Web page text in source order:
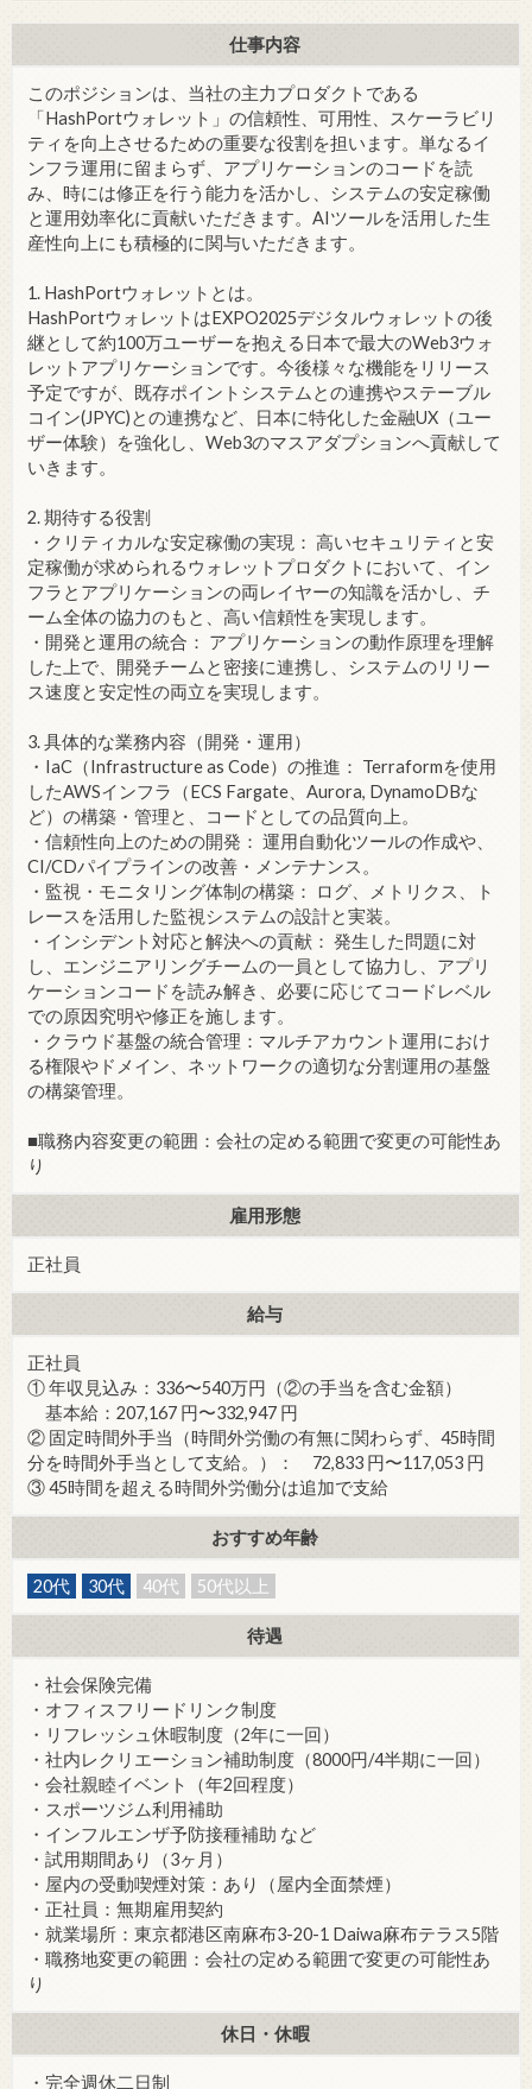
仕事内容
このポジションは、当社の主力プロダクトである
「HashPortウォレット」の信頼性、可用性、スケーラビリ
ティを向上させるための重要な役割を担います。単なるイ
ンフラ運用に留まらず、アプリケーションのコードを読
み、時には修正を行う能力を活かし、システムの安定稼働
と運用効率化に貢献いただきます。AIツールを活用した生
産性向上にも積極的に関与いただきます。
1. HashPortウォレットとは。
HashPortウォレットはEXPO2025デジタルウォレットの後
継として約100万ユーザーを抱える日本で最大のWeb3ウォ
レットアプリケーションです。今後様々な機能をリリース
予定ですが、既存ポイントシステムとの連携やステーブル
コイン(JPYC)との連携など、日本に特化した金融UX（ユー
ザー体験）を強化し、Web3のマスアダプションへ貢献して
いきます。
2. 期待する役割
・クリティカルな安定稼働の実現： 高いセキュリティと安
定稼働が求められるウォレットプロダクトにおいて、イン
フラとアプリケーションの両レイヤーの知識を活かし、チ
ーム全体の協力のもと、高い信頼性を実現します。
・開発と運用の統合： アプリケーションの動作原理を理解
した上で、開発チームと密接に連携し、システムのリリー
ス速度と安定性の両立を実現します。
3. 具体的な業務内容（開発・運用）
・IaC（Infrastructure as Code）の推進： Terraformを使用
したAWSインフラ（ECS Fargate、Aurora, DynamoDBな
ど）の構築・管理と、コードとしての品質向上。
・信頼性向上のための開発： 運用自動化ツールの作成や、
CI/CDパイプラインの改善・メンテナンス。
・監視・モニタリング体制の構築： ログ、メトリクス、ト
レースを活用した監視システムの設計と実装。
・インシデント対応と解決への貢献： 発生した問題に対
し、エンジニアリングチームの一員として協力し、アプリ
ケーションコードを読み解き、必要に応じてコードレベル
での原因究明や修正を施します。
・クラウド基盤の統合管理：マルチアカウント運用におけ
る権限やドメイン、ネットワークの適切な分割運用の基盤
の構築管理。
■職務内容変更の範囲：会社の定める範囲で変更の可能性あ
り
雇用形態
正社員
給与
正社員
① 年収見込み：336〜540万円（②の手当を含む金額）
基本給：207,167 円〜332,947 円
② 固定時間外手当（時間外労働の有無に関わらず、45時間
分を時間外手当として支給。）： 72,833 円〜117,053 円
③ 45時間を超える時間外労働分は追加で支給
おすすめ年齢
20代 30代 40代 50代以上
待遇
・社会保険完備
・オフィスフリードリンク制度
・リフレッシュ休暇制度（2年に一回）
・社内レクリエーション補助制度（8000円/4半期に一回）
・会社親睦イベント（年2回程度）
・スポーツジム利用補助
・インフルエンザ予防接種補助 など
・試用期間あり（3ヶ月）
・屋内の受動喫煙対策：あり（屋内全面禁煙）
・正社員：無期雇用契約
・就業場所：東京都港区南麻布3-20-1 Daiwa麻布テラス5階
・職務地変更の範囲：会社の定める範囲で変更の可能性あ
り
休日・休暇
・完全週休二日制